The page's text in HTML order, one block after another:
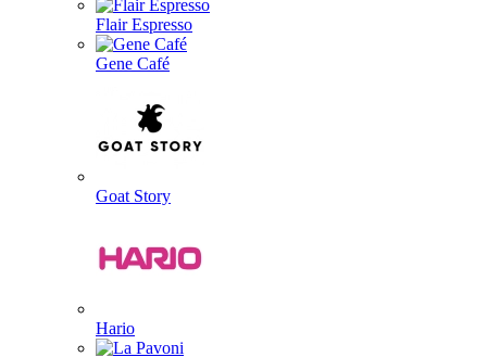
Flair Espresso
Gene Café
Goat Story
Hario